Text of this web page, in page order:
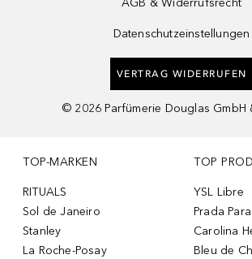
AGB & Widerrufsrecht
Datenschutzeinstellungen
VERTRAG WIDERRUFEN
© 2026 Parfümerie Douglas GmbH
TOP-MARKEN
RITUALS
Sol de Janeiro
Stanley
La Roche-Posay
TOP
YSL Libre
Prada
Carolina
Bleu de